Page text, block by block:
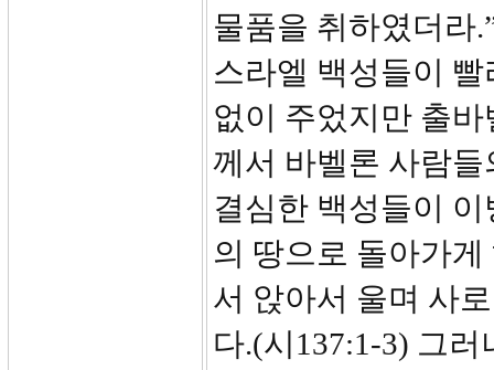
물품을 취하였더라
스라엘 백성들이
없이 주었지만 출
께서 바벨론 사람
결심한 백성들이
의 땅으로 돌아가
서 앉아서 울며 사
다.(시137:1-3) 그